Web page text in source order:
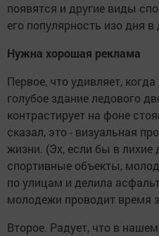
появятся и другие виды
его популярность изо дня в
Нужна хорошая реклама
Первое, что удивляет,
голубое здание ледового
контрастирует на фоне
сказал, это - визуальная
жизни. (Эх, если бы в
спортивные объекты,
по улицам и делила
молодежи проводит время
Второе. Радует, что в